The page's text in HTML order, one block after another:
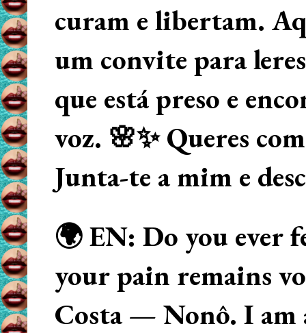
curam e libertam.
um convite para
que está preso e
voz. 🌸✨ Queres
Junta-te a mim e
🌍 EN: Do you ever
your pain remains
Costa — Nonô. I am